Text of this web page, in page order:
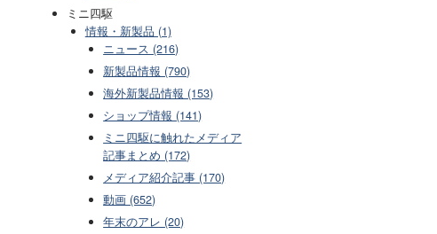
ミニ四駆
情報・新製品 (1)
ニュース (216)
新製品情報 (790)
海外新製品情報 (153)
ショップ情報 (141)
ミニ四駆に触れたメディア
記事まとめ (172)
メディア紹介記事 (170)
動画 (652)
年末のアレ (20)